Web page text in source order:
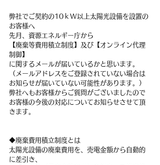
弊社でご契約の10ｋW以上太陽光設備を設置の
お客様へ
先月、資源エネルギー庁から
【廃棄等費用積立制度】及び【オンライン代理
制御】
に関するメールが届いているかと思います。
（メールアドレスをご登録されていない場合は
お知らせが届いていない可能性があります。）
弊社へもお客様からご質問がございましたので
お客様の今後の対応についてお知らせさせて頂
きます。
◆廃棄費用積立制度とは
太陽光設備の廃棄費用を、売電金額から自動的
に差引き、